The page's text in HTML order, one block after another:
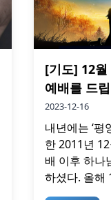
[기도] 12
예배를 드
2023-12-16
내년에는 ‘
한 2011년
배 이후 하나
하셨다. 올해